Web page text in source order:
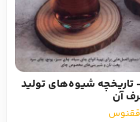
تاریخچه شیوه‌های تولید
آن
ققنوس